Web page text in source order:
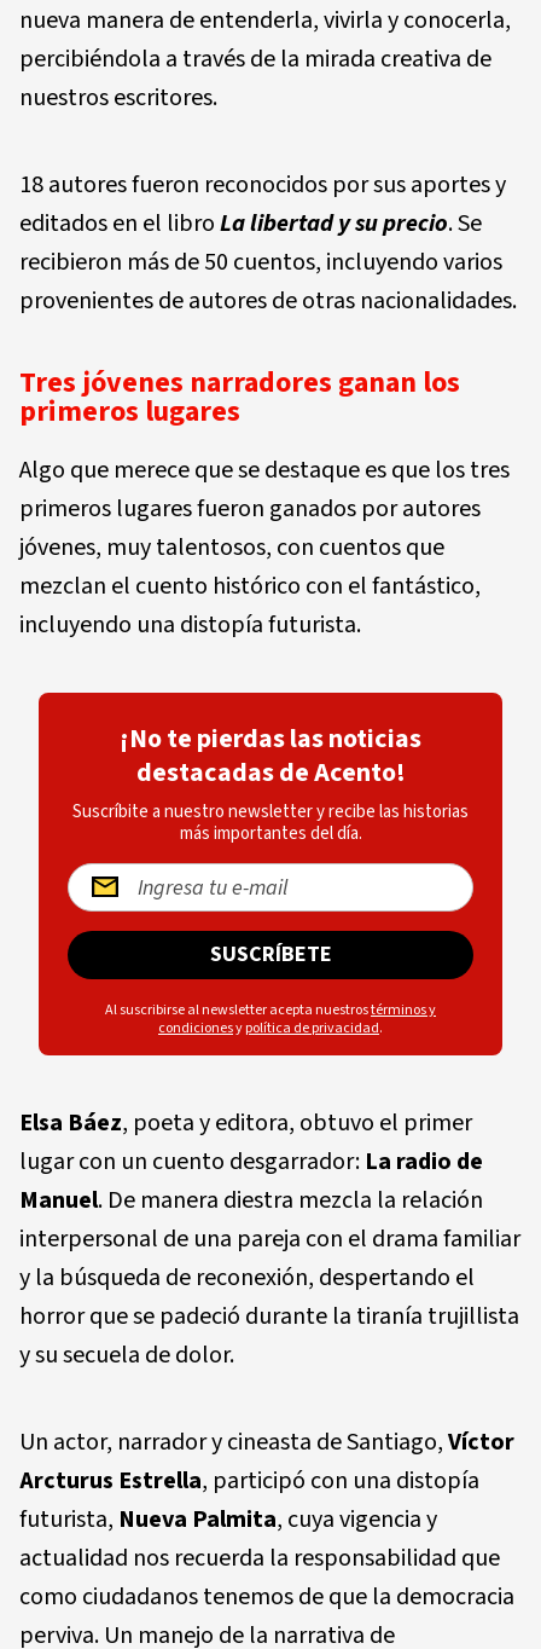
nueva manera de entenderla, vivirla y conocerla,
percibiéndola a través de la mirada creativa de
nuestros escritores.
18 autores fueron reconocidos por sus aportes y
editados en el libroLa libertad y su precio. Se
recibieron más de 50 cuentos, incluyendo varios
provenientes de autores de otras nacionalidades.
Tres jóvenes narradores ganan los
primeros lugares
Algo que merece que se destaque es que los tres
primeros lugares fueron ganados por autores
jóvenes, muy talentosos, con cuentos que
mezclan el cuento histórico con el fantástico,
incluyendo una distopía futurista.
¡No te pierdas las noticias
destacadas de Acento!
Suscríbite a nuestro newsletter y recibe las historias
más importantes del día.
SUSCRÍBETE
Al suscribirse al newsletter acepta nuestrostérminos y
condicionesypolítica de privacidad.
Elsa Báez, poeta y editora, obtuvo el primer
lugar con un cuento desgarrador: La radio de
Manuel. De manera diestra mezcla la relación
interpersonal de una pareja con el drama familiar
y la búsqueda de reconexión, despertando el
horror que se padeció durante la tiranía trujillista
y su secuela de dolor.
Un actor, narrador y cineasta de Santiago,Víctor
Arcturus Estrella, participó con una distopía
futurista, Nueva Palmita, cuya vigencia y
actualidad nos recuerda la responsabilidad que
como ciudadanos tenemos de que la democracia
perviva. Un manejo de la narrativa de